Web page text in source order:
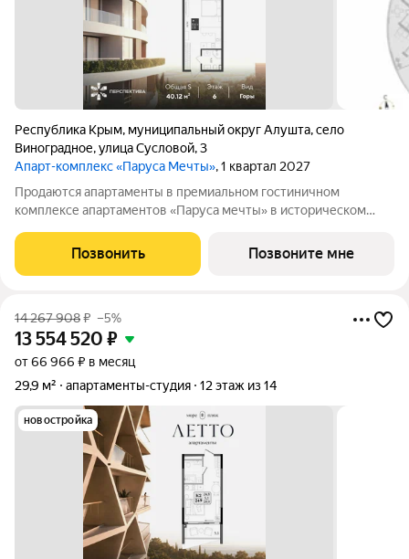
Республика Крым, муниципальный округ Алушта,село
Виноградное,улица Сусловой,3
Апарт-комплекс «Паруса Мечты», 1 квартал 2027
Продаются апартаменты в премиальном гостиничном
комплексе апартаментов «Паруса мечты» в историческом
характеристики: горы Этаж: 6 Общая площадь: 40.12 Высота
потолков: 3м Oпиcaниe: Гостиничный комплекс
Позвонить Позвоните мне
14 267 908₽ –5%
13 554 520 ₽
от 66 966 ₽ в месяц
29,9 м²
апартаменты-студия 12 этаж из 14
новостройка